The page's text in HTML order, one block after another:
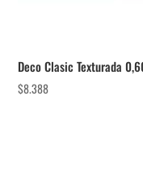
Deco Clasic Texturada
$8.388